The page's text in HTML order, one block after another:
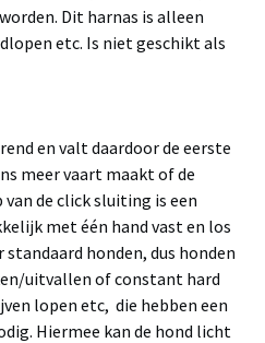
Dit harnas is alleen
etc. Is niet geschikt als
en valt daardoor de eerste
meer vaart maakt of de
de click sluiting is een
met één hand vast en los
honden, dus honden
uitvallen of constant hard
lopen etc, die hebben een
Hiermee kan de hond licht